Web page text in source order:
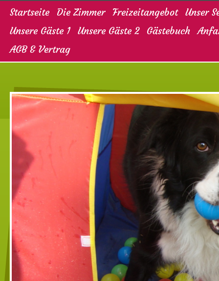
Startseite Die Zimmer Freizeitangebot Unser
Unsere Gäste 1 Unsere Gäste 2 Gästebuch
AGB & Vertrag